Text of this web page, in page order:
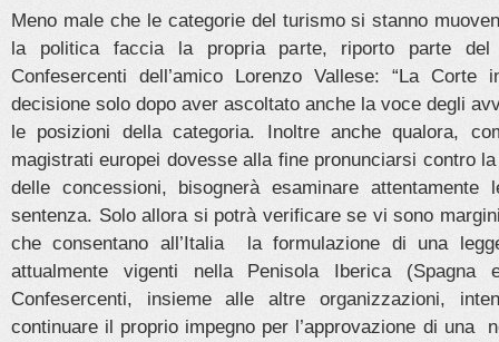
Meno male che le categorie del turismo si stanno
la politica faccia la propria parte, riporto parte del
Confesercenti dell’amico Lorenzo Vallese: “La Corte
decisione solo dopo aver ascoltato anche la voce degli
le posizioni della categoria. Inoltre anche qualora,
magistrati europei dovesse alla fine pronunciarsi contro
delle concessioni, bisognerà esaminare attentamente
sentenza. Solo allora si potrà verificare se vi sono
che consentano all’Italia la formulazione di una
attualmente vigenti nella Penisola Iberica (Spagna
Confesercenti, insieme alle altre organizzazioni,
continuare il proprio impegno per l’approvazione di una